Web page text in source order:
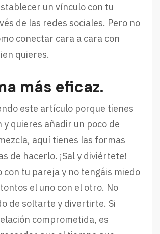
un vínculo con tu
de las redes sociales. Pero no
conectar cara a cara con
quieres.
más eficaz.
este artículo porque tienes
y quieres añadir un poco de
aquí tienes las formas
de hacerlo. ¡Sal y diviértete!
con tu pareja y no tengáis miedo
el uno con el otro. No
de soltarte y divertirte. Si
comprometida, es